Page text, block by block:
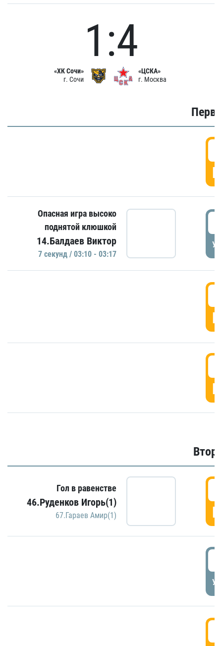
«ХК Сочи»
г. Сочи
1:4
«ЦСКА»
г. Москва
Опасная игра высоко
поднятой клюшкой
14.Балдаев Виктор
7 секунд / 03:10 - 03:17
Гол в равенстве
46.Руденков Игорь(1)
67.Гараев Амир(1)